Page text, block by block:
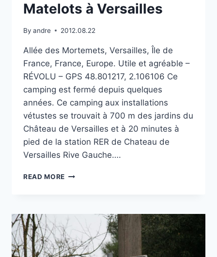
Matelots à Versailles
By andre 2012.08.22
Allée des Mortemets, Versailles, Île de
France, France, Europe. Utile et agréable –
RÉVOLU – GPS 48.801217, 2.106106 Ce
camping est fermé depuis quelques
années. Ce camping aux installations
vétustes se trouvait à 700 m des jardins du
Château de Versailles et à 20 minutes à
pied de la station RER de Chateau de
Versailles Rive Gauche….
READ MORE CAMPING
À
VERSAILLES